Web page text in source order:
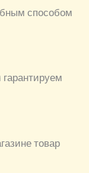
способом
товар